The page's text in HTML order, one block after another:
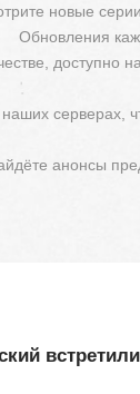
новые
Обновления
доступно
серверах,
анонсы